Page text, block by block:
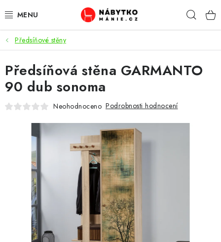
na
OBÝVACÍ POKOJ
KUCHYŇ A JÍDELNA
LOŽNICE
KANCELÁŘ / PRACOVNA
KOUPELNA A WC
PŘEDSÍŇ
CHOVATELSKÉ POTŘEBY
Předsíňové stěny
Předsíňová stěna GARMANTO
90 dub sonoma
Neohodnoceno Podrobnosti hodnocení